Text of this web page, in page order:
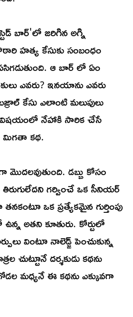
బార్'లో జరిగిన అగ్ని
హత్య కేసుకు సంబంధం
ఆ బార్ లో ఏం
ఎవరు? ఇనయాను ఎవరు
కేసు ఎలాంటి మలుపులు
విషయంలో నేహాకి సారిక చేసే
మిగతా కథ.
డబ్బు కోసం
గర్వించే ఒక సీనియర్
ఒక ప్రత్యేకమైన గుర్తింపు
అతని కూతురు. కోర్టులో
వింటూ నాలెడ్జ్ పెంచుకున్న
చుట్టూనే దర్శకుడు కథను
గోడల మధ్యనే ఈ కథను ఎక్కువగా